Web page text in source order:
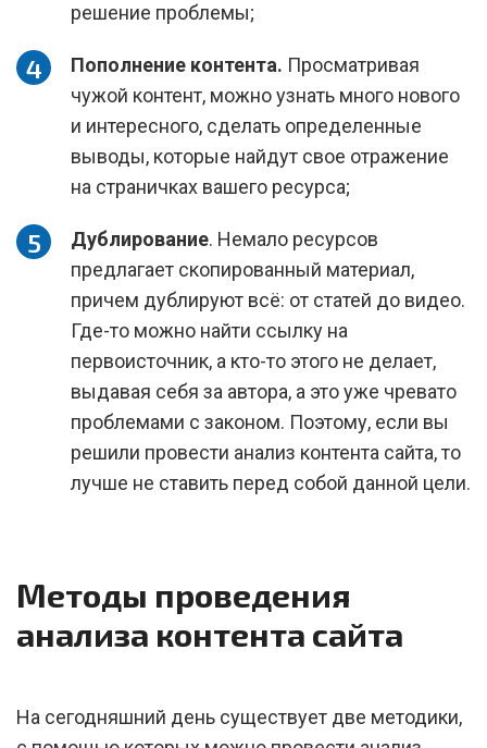
решение проблемы;
Пополнение контента. Просматривая
чужой контент, можно узнать много нового
и интересного, сделать определенные
выводы, которые найдут свое отражение
на страничках вашего ресурса;
Дублирование. Немало ресурсов
предлагает скопированный материал,
причем дублируют всё: от статей до видео.
Где-то можно найти ссылку на
первоисточник, а кто-то этого не делает,
выдавая себя за автора, а это уже чревато
проблемами с законом. Поэтому, если вы
решили провести анализ контента сайта, то
лучше не ставить перед собой данной цели.
Методы проведения
анализа контента сайта
На сегодняшний день существует две методики,